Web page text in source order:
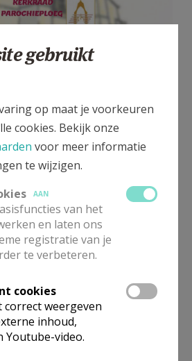
Hemelvaartweekend ©
gebruikt
op maat je voorkeuren
cookies. Bekijk onze
voor meer informatie
te wijzigen.
AAN
van het
en laten ons
registratie van je
te verbeteren.
cookies
weergeven
inhoud,
Youtube-video.